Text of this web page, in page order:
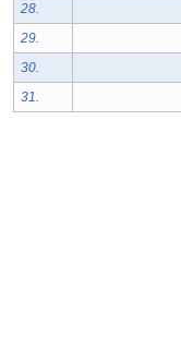
28.
29.
30.
31.